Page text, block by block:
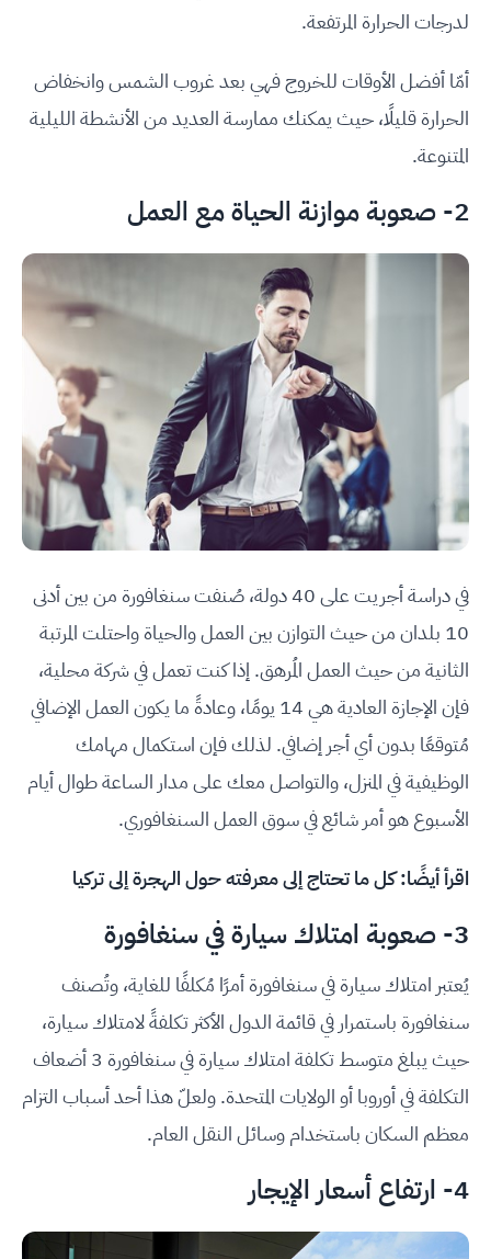
لدرجات الحرارة المرتفعة.
أمّا أفضل الأوقات للخروج فهي بعد غروب الشمس وانخفاض
الحرارة قليلًا، حيث يمكنك ممارسة العديد من الأنشطة الليلية
المتنوعة.
2- صعوبة موازنة الحياة مع العمل
في دراسة أجريت على 40 دولة، صُنفت سنغافورة من بين أدنى
10 بلدان من حيث التوازن بين العمل والحياة واحتلت المرتبة
الثانية من حيث العمل المُرهق. إذا كنت تعمل في شركة محلية،
فإن الإجازة العادية هي 14 يومًا، وعادةً ما يكون العمل الإضافي
مُتوقعًا بدون أي أجر إضافي. لذلك فإن استكمال مهامك
الوظيفية في المنزل، والتواصل معك على مدار الساعة طوال أيام
الأسبوع هو أمر شائع في سوق العمل السنغافوري.
اقرأ أيضًا:كل ما تحتاج إلى معرفته حول الهجرة إلى تركيا
3- صعوبة امتلاك سيارة في سنغافورة
يُعتبر امتلاك سيارة في سنغافورة أمرًا مُكلفًا للغاية، وتُصنف
سنغافورة باستمرار في قائمة الدول الأكثر تكلفةً لامتلاك سيارة،
حيث يبلغ متوسط تكلفة امتلاك سيارة في سنغافورة 3 أضعاف
التكلفة في أوروبا أو الولايات المتحدة. ولعلّ هذا أحد أسباب التزام
معظم السكان باستخدام وسائل النقل العام.
4- ارتفاع أسعار الإيجار